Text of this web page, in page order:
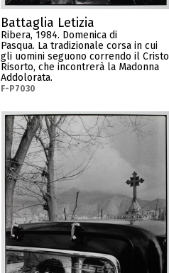
Battaglia Letizia
Ribera, 1984. Domenica di
Pasqua. La tradizionale corsa in cui
gli uomini seguono correndo il Cristo
Risorto, che incontrerà la Madonna
Addolorata.
F-P7030